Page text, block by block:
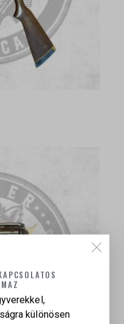
különösen